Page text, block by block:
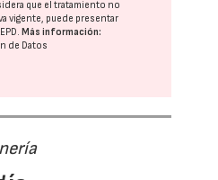
que el tratamiento no
vigente, puede presentar
.Más información:
de Datos